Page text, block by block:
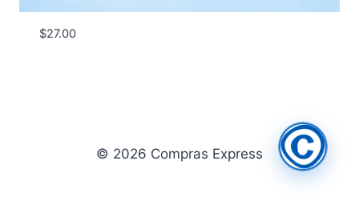
$27.00
© 2026 Compras Express